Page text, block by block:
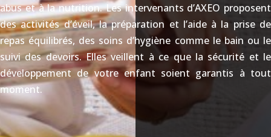
abus et à la nutrition. Les intervenants d’AXEO proposent
des activités d’éveil, la préparation et l’aide à la prise de
repas équilibrés, des soins d’hygiène comme le bain ou le
suivi des devoirs. Elles veillent à ce que la sécurité et le
développement de votre enfant soient garantis à tout
moment.